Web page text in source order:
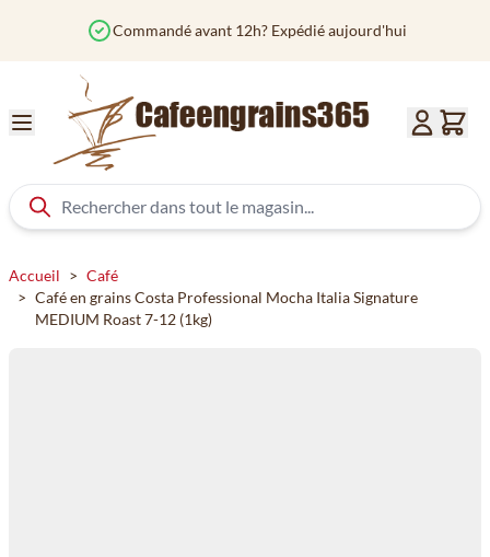
Commandé avant 12h? Expédié aujourd'hui
Accueil > Café
> Café en grains Costa Professional Mocha Italia Signature
MEDIUM Roast 7-12 (1kg)